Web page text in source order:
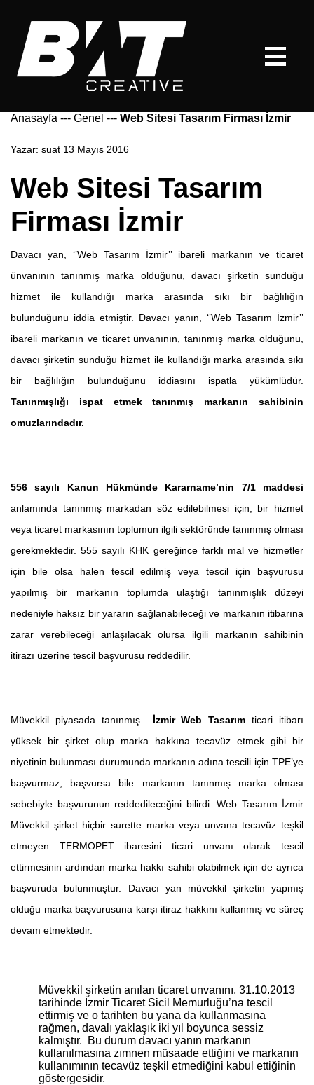
Anasayfa --- Genel --- Web Sitesi Tasarım Firması İzmir
Yazar: suat 13 Mayıs 2016
Web Sitesi Tasarım
Firması İzmir
Davacı yan, ‘’Web Tasarım İzmir’’ ibareli markanın ve ticaret
ünvanının tanınmış marka olduğunu, davacı şirketin sunduğu
hizmet ile kullandığı marka arasında sıkı bir bağlılığın
bulunduğunu iddia etmiştir. Davacı yanın, ‘’Web Tasarım İzmir’’
ibareli markanın ve ticaret ünvanının, tanınmış marka olduğunu,
davacı şirketin sunduğu hizmet ile kullandığı marka arasında sıkı
bir bağlılığın bulunduğunu iddiasını ispatla yükümlüdür.
Tanınmışlığı ispat etmek tanınmış markanın sahibinin
omuzlarındadır.
556 sayılı Kanun Hükmünde Kararname’nin 7/1 maddesi
anlamında tanınmış markadan söz edilebilmesi için, bir hizmet
veya ticaret markasının toplumun ilgili sektöründe tanınmış olması
gerekmektedir. 555 sayılı KHK gereğince farklı mal ve hizmetler
için bile olsa halen tescil edilmiş veya tescil için başvurusu
yapılmış bir markanın toplumda ulaştığı tanınmışlık düzeyi
nedeniyle haksız bir yararın sağlanabileceği ve markanın itibarına
zarar verebileceği anlaşılacak olursa ilgili markanın sahibinin
itirazı üzerine tescil başvurusu reddedilir.
Müvekkil piyasada tanınmış İzmir Web Tasarım ticari itibarı
yüksek bir şirket olup marka hakkına tecavüz etmek gibi bir
niyetinin bulunması durumunda markanın adına tescili için TPE’ye
başvurmaz, başvursa bile markanın tanınmış marka olması
sebebiyle başvurunun reddedileceğini bilirdi. Web Tasarım İzmir
Müvekkil şirket hiçbir surette marka veya unvana tecavüz teşkil
etmeyen TERMOPET ibaresini ticari unvanı olarak tescil
ettirmesinin ardından marka hakkı sahibi olabilmek için de ayrıca
başvuruda bulunmuştur. Davacı yan müvekkil şirketin yapmış
olduğu marka başvurusuna karşı itiraz hakkını kullanmış ve süreç
devam etmektedir.
Müvekkil şirketin anılan ticaret unvanını, 31.10.2013
tarihinde İzmir Ticaret Sicil Memurluğu’na tescil
ettirmiş ve o tarihten bu yana da kullanmasına
rağmen, davalı yaklaşık iki yıl boyunca sessiz
kalmıştır. Bu durum davacı yanın markanın
kullanılmasına zımnen müsaade ettiğini ve markanın
kullanımının tecavüz teşkil etmediğini kabul ettiğinin
göstergesidir.